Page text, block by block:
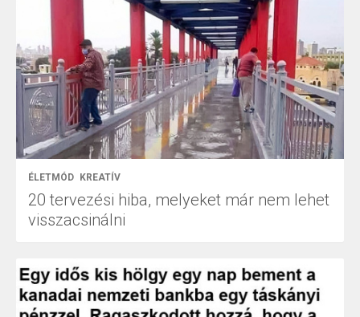
ÉLETMÓD KREATÍV
20 tervezési hiba, melyeket már nem lehet
visszacsinálni